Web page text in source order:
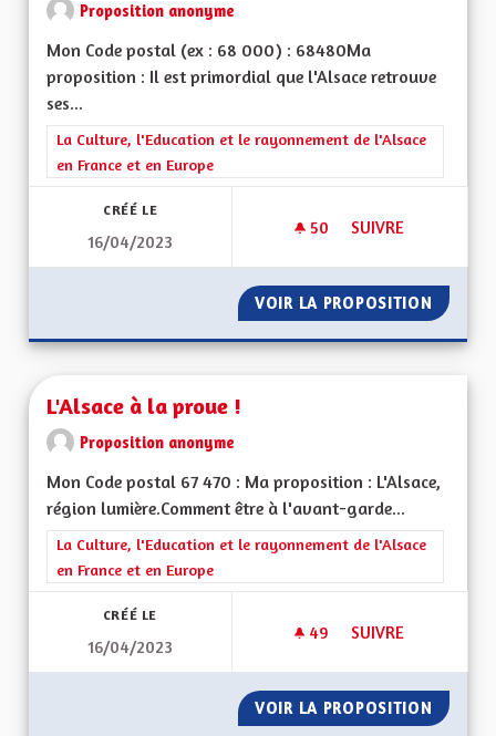
Proposition anonyme
Mon Code postal (ex : 68 000) : 68480Ma
proposition : Il est primordial que l'Alsace retrouve
ses...
Filtrer les résultats de la catégorie : La Culture, l'Education et
La Culture, l'Education et le rayonnement de l'Alsace
en France et en Europe
CRÉÉ LE
16/04/2023
50 50 ABONNÉS
SUIVRE
VOIR LA PROPOSITION
L'Alsace à la proue !
Proposition anonyme
Mon Code postal 67 470 : Ma proposition : L'Alsace,
région lumière.Comment être à l'avant-garde...
Filtrer les résultats de la catégorie : La Culture, l'Education et
La Culture, l'Education et le rayonnement de l'Alsace
en France et en Europe
CRÉÉ LE
16/04/2023
49 49 ABONNÉS
SUIVRE
VOIR LA PROPOSITION